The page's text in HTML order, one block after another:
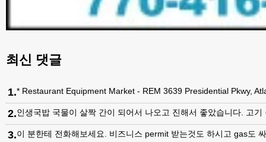
최신 댓글
1.* Restaurant Equipment Market - REM 3639 Presidential Pkwy,
2.인생국밥 국물이 살짝 간이 되어서 나오고 진해서 좋았습니다. 고
3.이 분한테 전화해보세요. 비즈니스 permit 받는것도 하시고 gas도